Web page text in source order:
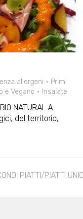
allergeni
Primi
e Vegano Insalate
NATURAL A
del territorio,
PIATTI/PIATTI